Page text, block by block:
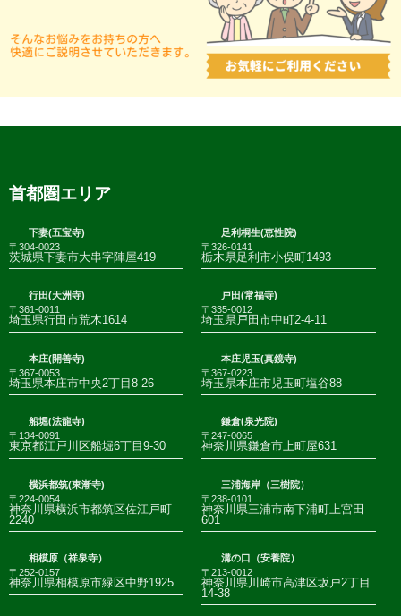
首都圏エリア
下妻(五宝寺)
〒304-0023
茨城県下妻市大串字陣屋419
足利桐生(恵性院)
〒326-0141
栃木県足利市小俣町1493
行田(天洲寺)
〒361-0011
埼玉県行田市荒木1614
戸田(常福寺)
〒335-0012
埼玉県戸田市中町2-4-11
本庄(開善寺)
〒367-0053
埼玉県本庄市中央2丁目8-26
本庄児玉(真鏡寺)
〒367-0223
埼玉県本庄市児玉町塩谷88
船堀(法龍寺)
〒134-0091
東京都江戸川区船堀6丁目9-30
鎌倉(泉光院)
〒247-0065
神奈川県鎌倉市上町屋631
横浜都筑(東漸寺)
〒224-0054
神奈川県横浜市都筑区佐江戸町
2240
三浦海岸（三樹院）
〒238-0101
神奈川県三浦市南下浦町上宮田
601
相模原（祥泉寺）
〒252-0157
神奈川県相模原市緑区中野1925
溝の口（安養院）
〒213-0012
神奈川県川崎市高津区坂戸2丁目
14-38